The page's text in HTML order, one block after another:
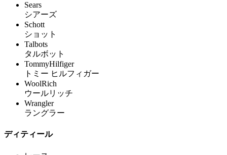
Sears
シアーズ
Schott
ショット
Talbots
タルボット
TommyHilfiger
トミー ヒルフィガー
WoolRich
ウールリッチ
Wrangler
ラングラー
ディティール